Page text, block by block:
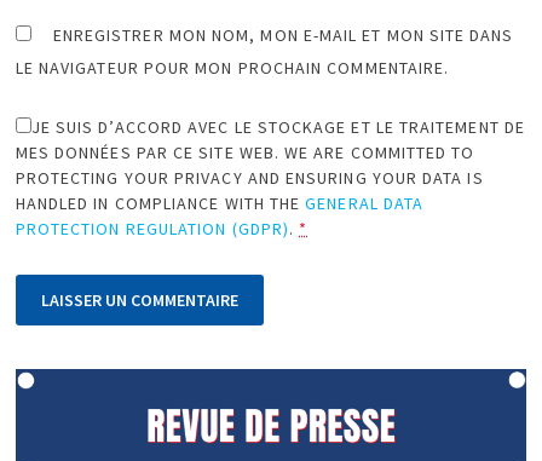
ENREGISTRER MON NOM, MON E-MAIL ET MON SITE DANS
LE NAVIGATEUR POUR MON PROCHAIN COMMENTAIRE.
JE SUIS D’ACCORD AVEC LE STOCKAGE ET LE TRAITEMENT DE
MES DONNÉES PAR CE SITE WEB. WE ARE COMMITTED TO
PROTECTING YOUR PRIVACY AND ENSURING YOUR DATA IS
HANDLED IN COMPLIANCE WITH THEGENERAL DATA
PROTECTION REGULATION (GDPR). *